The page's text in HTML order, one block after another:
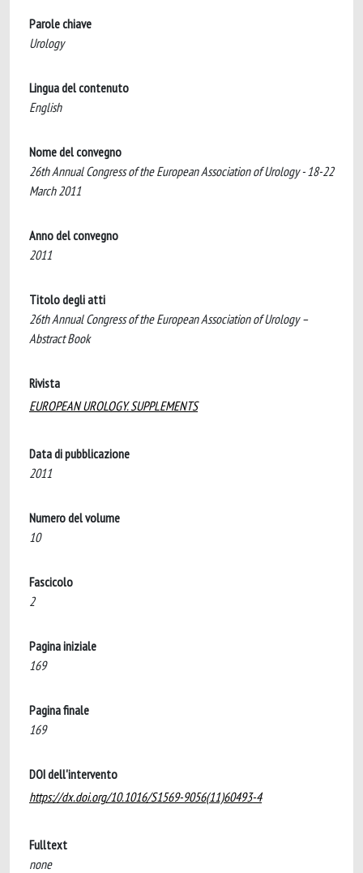
Parole chiave
Urology
Lingua del contenuto
English
Nome del convegno
26th Annual Congress of the European Association of Urology - 18-22
March 2011
Anno del convegno
2011
Titolo degli atti
26th Annual Congress of the European Association of Urology –
Abstract Book
Rivista
EUROPEAN UROLOGY. SUPPLEMENTS
Data di pubblicazione
2011
Numero del volume
10
Fascicolo
2
Pagina iniziale
169
Pagina finale
169
DOI dell'intervento
https://dx.doi.org/10.1016/S1569-9056(11)60493-4
Fulltext
none